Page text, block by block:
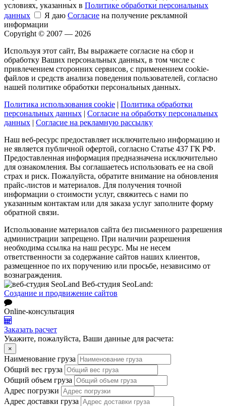
условиях, указанных в Политике обработки персональных
данных
Я даю Согласие на получение рекламной
информации
Copyright © 2007 — 2026
Используя этот сайт, Вы выражаете согласие на сбор и
обработку Ваших персональных данных, в том числе с
привлечением сторонних сервисов, с применением cookie-
файлов и средств анализа поведения пользователей, согласно
нашей политике обработки персональных данных.
Политика использования cookie | Политика обработки
персональных данных | Согласие на обработку персональных
данных | Согласие на рекламную рассылку
Наш веб-ресурс предоставляет исключительно информацию и
не является публичной офертой, согласно Статье 437 ГК РФ.
Предоставленная информация предназначена исключительно
для ознакомления. Вы соглашаетесь использовать ее на свой
страх и риск. Пожалуйста, обратите внимание на обновления
прайс-листов и материалов. Для получения точной
информации о стоимости услуг, свяжитесь с нами по
указанным контактам или для заказа услуг заполните форму
обратной связи.
Использование материалов сайта без письменного разрешения
администрации запрещено. При наличии разрешения
необходима ссылка на наш ресурс. Мы не несем
ответственности за содержание сайтов наших клиентов,
размещенное по их поручению или просьбе, независимо от
вознаграждения.
Веб-студия SeoLand:
Создание и продвижение сайтов
Online-консультация
Заказать расчет
Укажите, пожалуйста, Ваши данные для расчета:
×
Наименование груза
Общий вес груза
Общий объем груза
Адрес погрузки
Адрес доставки груза